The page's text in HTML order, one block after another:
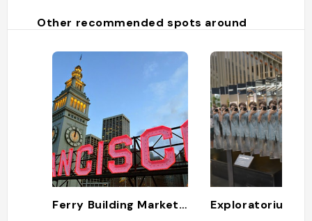
que votre palais aura affaire !"
Other recommended spots around
Ferry Building Marketplace Exploratorium